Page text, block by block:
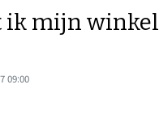
ik mijn winkel
09:00